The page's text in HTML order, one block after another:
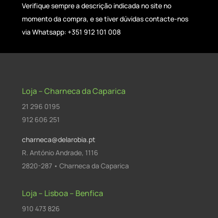
Verifique sempre a descrição indicada no site no
momento da compra, e se tiver dúvidas contacte-nos
via Whatsapp: +351 912 101 008
Loja – Charneca da Caparica
21 296 0195
912 606 251
charneca@delarobia.pt
R. António Andrade, 1116
2820-287 • Charneca da Caparica
Loja – Lisboa – Benfica
910 473 826